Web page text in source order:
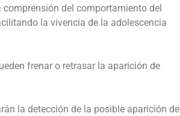
del comportamiento del
la vivencia de la adolescencia
frenar o retrasar la aparición de
la detección de la posible aparición de